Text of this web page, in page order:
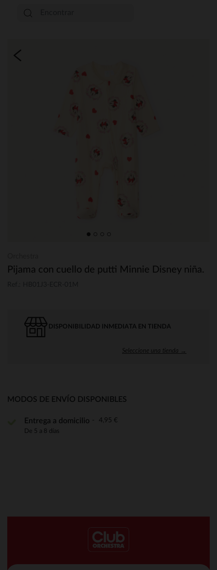
Pijama con cuello de putti Minnie Disney niña.
DISPONIBILIDAD INMEDIATA EN TIENDA
Seleccione una tienda →
MODOS DE ENVÍO DISPONIBLES
Entrega a domicilio 4,95 €
De 5 a 8 días